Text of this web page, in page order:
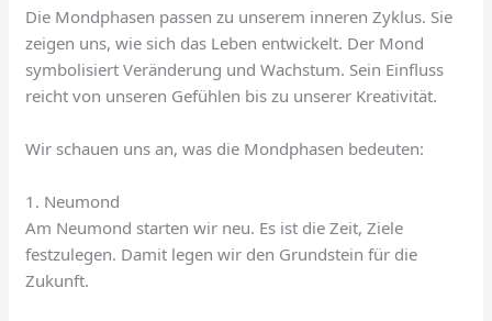
Die Mondphasen passen zu unserem inneren Zyklus. Sie
zeigen uns, wie sich das Leben entwickelt. Der Mond
symbolisiert Veränderung und Wachstum. Sein Einfluss
reicht von unseren Gefühlen bis zu unserer Kreativität.
Wir schauen uns an, was die Mondphasen bedeuten:
1. Neumond
Am Neumond starten wir neu. Es ist die Zeit, Ziele
festzulegen. Damit legen wir den Grundstein für die
Zukunft.